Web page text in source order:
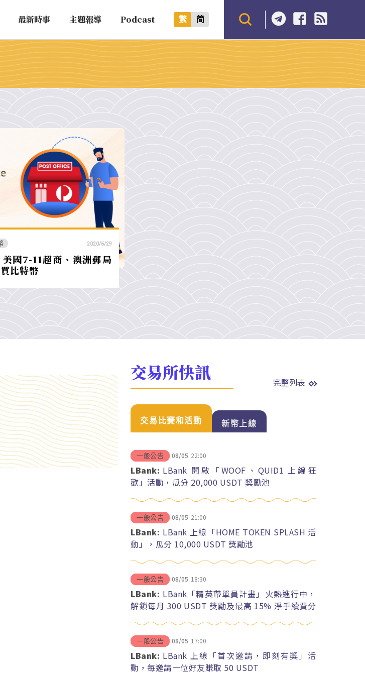
最新時事 主題報導 Podcast 繁 简
2020/6/29
國7-11超商、澳洲郵局
比特幣
交易所快訊 完整列表
交易比賽和活動 新幣上線
一般公告 08/05 22:00
LBank: LBank 開啟「WOOF、QUID1 上線狂
歡」活動，瓜分 20,000 USDT 獎勵池
一般公告 08/05 21:00
LBank: LBank 上線「HOME TOKEN SPLASH 活
動」，瓜分 10,000 USDT 獎勵池
一般公告 08/05 18:30
LBank: LBank「精英帶單員計畫」火熱進行中，
解鎖每月 300 USDT 獎勵及最高 15% 淨手續費分
一般公告 08/05 17:00
LBank: LBank 上線「首次邀請，即刻有獎」活
動，每邀請一位好友賺取 50 USDT